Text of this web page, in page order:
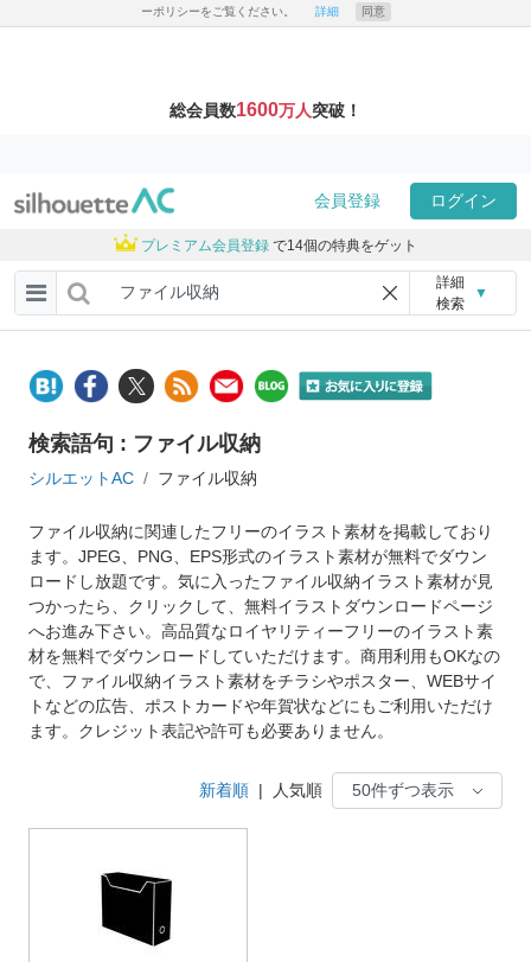
ーポリシーをご覧ください。 詳細 同意
総会員数1600万人突破！
会員登録 ログイン
プレミアム会員登録 で14個の特典をゲット
詳細
検索
▼
検索語句 : ファイル収納
シルエットAC ファイル収納
ファイル収納に関連したフリーのイラスト素材を掲載しており
ます。JPEG、PNG、EPS形式のイラスト素材が無料でダウン
ロードし放題です。気に入ったファイル収納イラスト素材が見
つかったら、クリックして、無料イラストダウンロードページ
へお進み下さい。高品質なロイヤリティーフリーのイラスト素
材を無料でダウンロードしていただけます。商用利用もOKなの
で、ファイル収納イラスト素材をチラシやポスター、WEBサイ
トなどの広告、ポストカードや年賀状などにもご利用いただけ
ます。クレジット表記や許可も必要ありません。
新着順 | 人気順